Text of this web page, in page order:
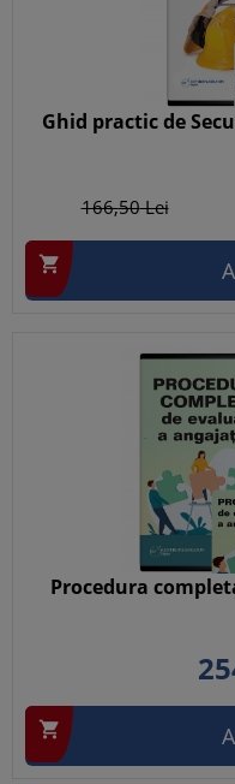
Ghid practic de
166,50Lei

Procedura
